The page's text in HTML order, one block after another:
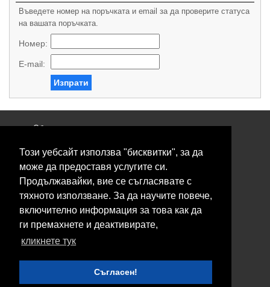
Този уебсайт използва "бисквитки", за да
може да предоставя услугите си.
Продължавайки, вие се съгласявате с
тяхното използване. За да научите повече,
включително информация за това как да
ги премахнете и деактивирате,
кликнете тук
Съгласен!
Въведете номер на поръчката и email за да проверите статуса
на вашата поръчката.
Номер:
E-mail:
Изпрати
Общи условия
Свържете се с нас
Контакти
Нашите сервизи
Блог
© 2026 Fransizkup.bg всички права запазени
Изграждане и поддръжка от
Boby_fransizkup